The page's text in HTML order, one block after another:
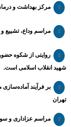
مرکز بهداشت و
مراسم وداع، تشییع
روایتی از شکوه
شهید انقلاب اسلامی است.
بر فرآیند
تهران
مراسم عزاداری و